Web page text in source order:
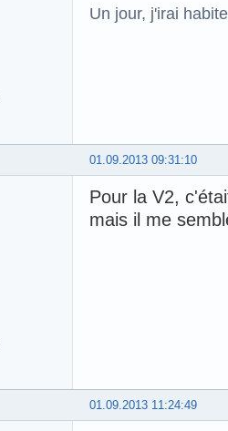
Un jour, j'irai
01.09.2013 09:31:10
Pour la V2,
mais il me
01.09.2013 11:24:49